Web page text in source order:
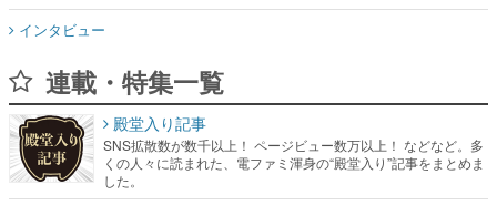
インタビュー
連載・特集一覧
殿堂入り記事
SNS拡散数が数千以上！ ページビュー数万以上！ などなど。多
くの人々に読まれた、電ファミ渾身の“殿堂入り”記事をまとめま
した。